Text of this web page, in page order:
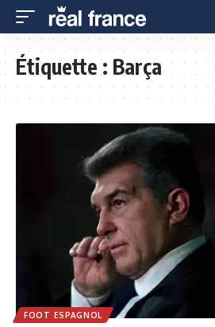
Étiquette :Barça
FOOT ESPAGNOL